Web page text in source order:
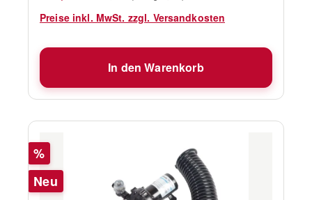
Preise inkl. MwSt. zzgl. Versandkosten
In den Warenkorb
Rabatt
%
Neu